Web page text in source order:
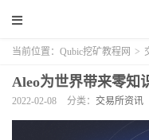
当前位置： Qubic挖矿教程网 >
Aleo为世界带来零知
2022-02-08 分类： 交易所资讯